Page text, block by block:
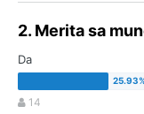
2. Merita sa
Da
14